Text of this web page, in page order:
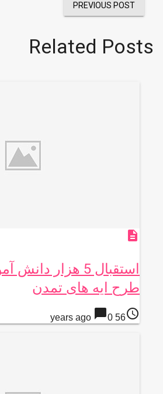
PREVIOUS POST
Related Posts
description
استقبال 5 هزار
طرح ایه های تمدن
access_time
56 years ago
chat_bubble0